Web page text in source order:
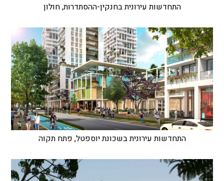
התחדשות עירונית בחנקין-ההסתדרות, חולון
התחדשות עירונית בשכונת יוספטל, פתח תקוה